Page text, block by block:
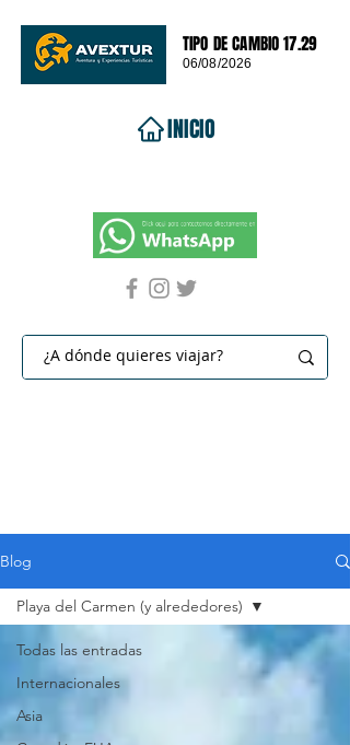
TIPO DE CAMBIO 17.29
06/08/2026
INICIO
Blog
Todas las entradas
Internacionales
Asia
Playa del Carmen (y alrededores)